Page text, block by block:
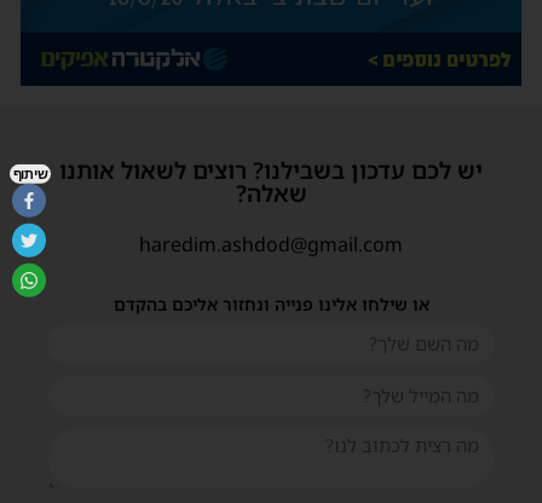
יש לכם עדכון בשבילנו? רוצים לשאול אותנו
שאלה?
haredim.ashdod@gmail.com
או שילחו אלינו פנייה ונחזור אליכם בהקדם
שיתוף